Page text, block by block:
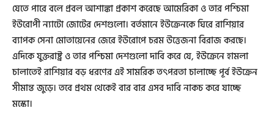
যেতে পারে বলে প্রবল আশাঙ্কা প্রকাশ করেছে আমেরিকা ও তার পশ্চিমা
ইউরোপী ন্যাটো জোটের দেশগুলো। বর্তমানে ইউক্রেনকে ঘিরে রাশিয়ার
ব্যাপক সেনা মোতায়েনের জেরে ইউরোপে চরম উত্তেজনা বিরাজ করছে।
এদিকে যুক্তরাষ্ট্র ও তার পশ্চিমা দেশগুলো দাবি করে যে, ইউক্রেনে হামলা
চালাতেই রাশিয়ার বড় ধরণের এই সামরিক তৎপরতা চালাচ্ছে পূর্ব ইউক্রেন
সীমান্ত জুড়ে। তবে প্রথম থেকেই বার বার এসব দাবি নাকচ করে যাচ্ছে
মস্কো।